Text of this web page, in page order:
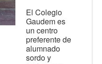
El Colegio
Gaudem es
un centro
preferente de
alumnado
sordo y